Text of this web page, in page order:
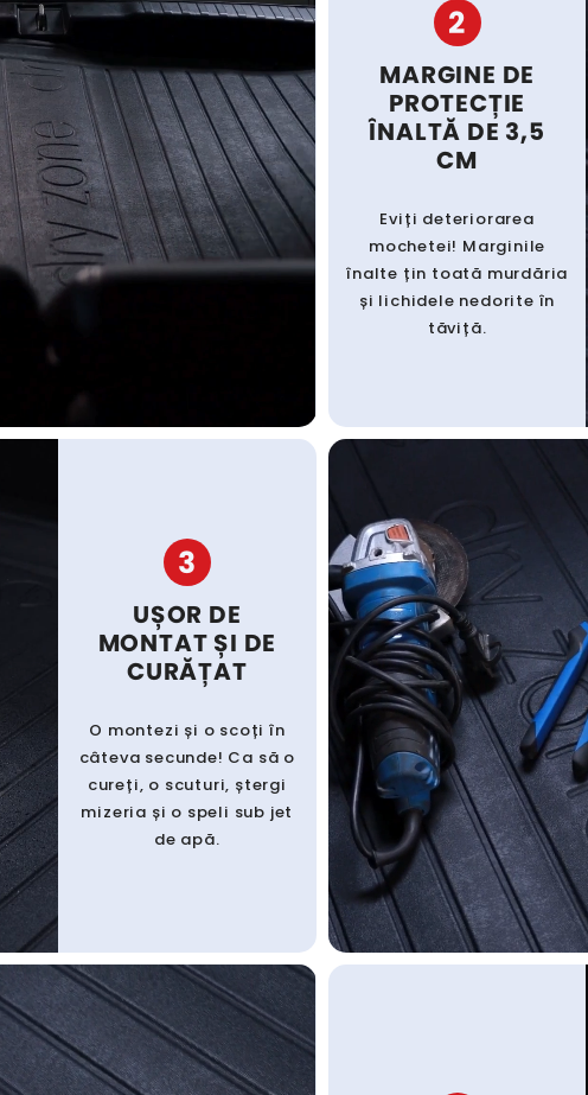
2
MARGINE DE
PROTECȚIE
ÎNALTĂ DE 3,5
CM
Eviți deteriorarea
mochetei! Marginile
înalte țin toată murdăria
și lichidele nedorite în
tăviță.
3
UȘOR DE
MONTAT ȘI DE
CURĂȚAT
O montezi și o scoți în
câteva secunde! Ca să o
cureți, o scuturi, ștergi
mizeria și o speli sub jet
de apă.